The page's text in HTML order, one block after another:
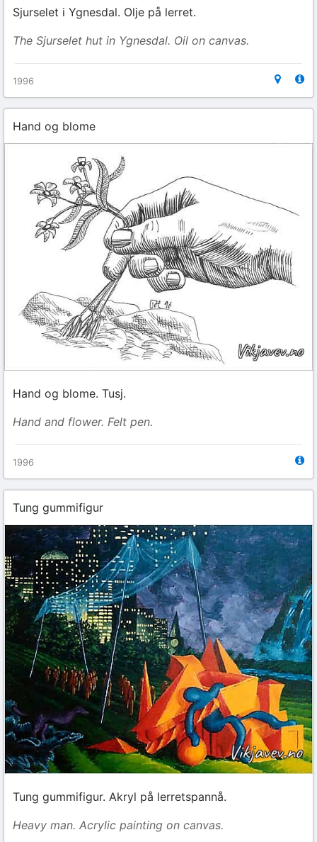
Sjurselet i Ygnesdal. Olje på lerret.
The Sjurselet hut in Ygnesdal. Oil on canvas.
1996
Hand og blome
Hand og blome. Tusj.
Hand and flower. Felt pen.
1996
Tung gummifigur
Tung gummifigur. Akryl på lerretspannå.
Heavy man. Acrylic painting on canvas.